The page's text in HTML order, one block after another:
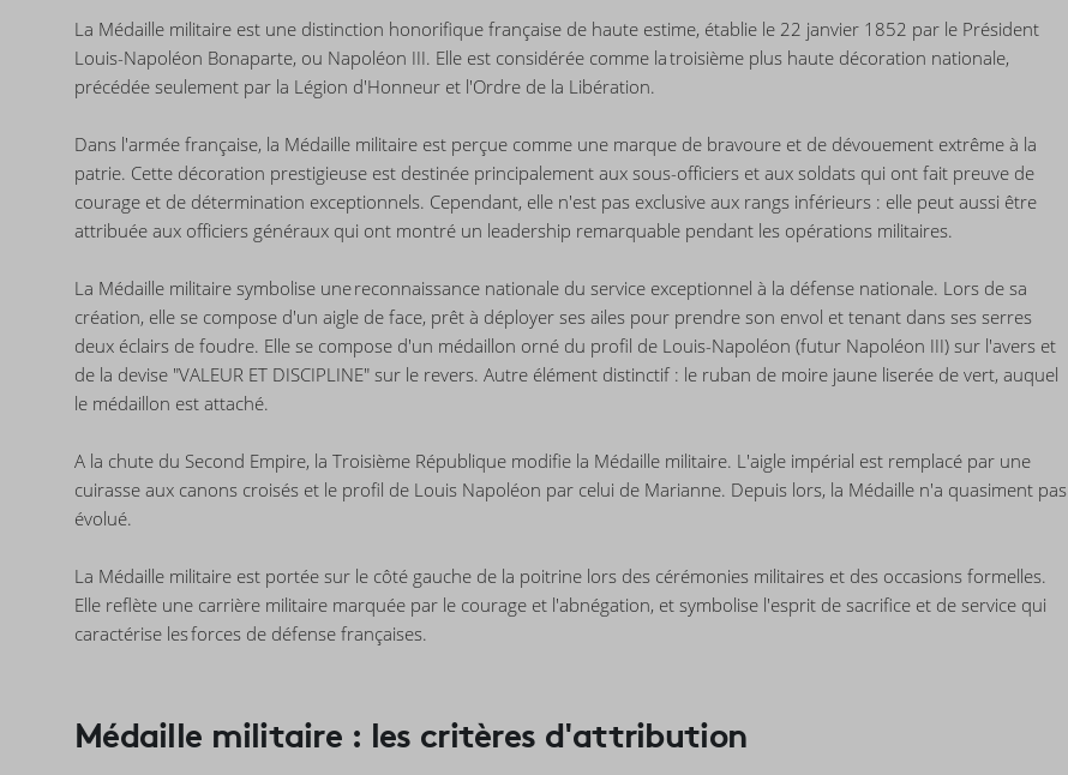
La Médaille militaire est une distinction honorifique française de haute estime, établie le 22 janvier 1852 par le Président
Louis-Napoléon Bonaparte, ou Napoléon III. Elle est considérée comme la troisième plus haute décoration nationale,
précédée seulement par la Légion d'Honneur et l'Ordre de la Libération.
Dans l'armée française, la Médaille militaire est perçue comme une marque de bravoure et de dévouement extrême à la
patrie. Cette décoration prestigieuse est destinée principalement aux sous-officiers et aux soldats qui ont fait preuve de
courage et de détermination exceptionnels. Cependant, elle n'est pas exclusive aux rangs inférieurs : elle peut aussi être
attribuée aux officiers généraux qui ont montré un leadership remarquable pendant les opérations militaires.
La Médaille militaire symbolise une reconnaissance nationale du service exceptionnel à la défense nationale. Lors de sa
création, elle se compose d'un aigle de face, prêt à déployer ses ailes pour prendre son envol et tenant dans ses serres
deux éclairs de foudre. Elle se compose d'un médaillon orné du profil de Louis-Napoléon (futur Napoléon III) sur l'avers et
de la devise "VALEUR ET DISCIPLINE" sur le revers. Autre élément distinctif : le ruban de moire jaune liserée de vert, auquel
le médaillon est attaché.
A la chute du Second Empire, la Troisième République modifie la Médaille militaire. L'aigle impérial est remplacé par une
cuirasse aux canons croisés et le profil de Louis Napoléon par celui de Marianne. Depuis lors, la Médaille n'a quasiment pas
évolué.
La Médaille militaire est portée sur le côté gauche de la poitrine lors des cérémonies militaires et des occasions formelles.
Elle reflète une carrière militaire marquée par le courage et l'abnégation, et symbolise l'esprit de sacrifice et de service qui
caractérise les forces de défense françaises.
Médaille militaire : les critères d'attribution